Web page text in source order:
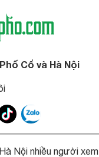
Cổ và Hà Nội
Nội nhiều người xem